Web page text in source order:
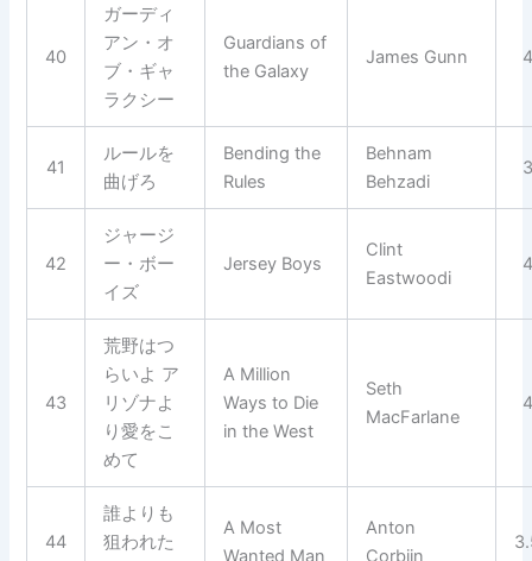
40
ガーディ
アン・オ
ブ・ギャ
ラクシー
Guardians of
the Galaxy
James Gunn 4
41
ルールを
曲げろ
Bending the
Rules
Behnam
Behzadi
3
42
ジャージ
ー・ボー
イズ
Jersey Boys
Clint
Eastwoodi
4
43
荒野はつ
らいよ ア
リゾナよ
り愛をこ
めて
A Million
Ways to Die
in the West
Seth
MacFarlane
4
44
誰よりも
狙われた
A Most
Wanted Man
Anton
Corbijn